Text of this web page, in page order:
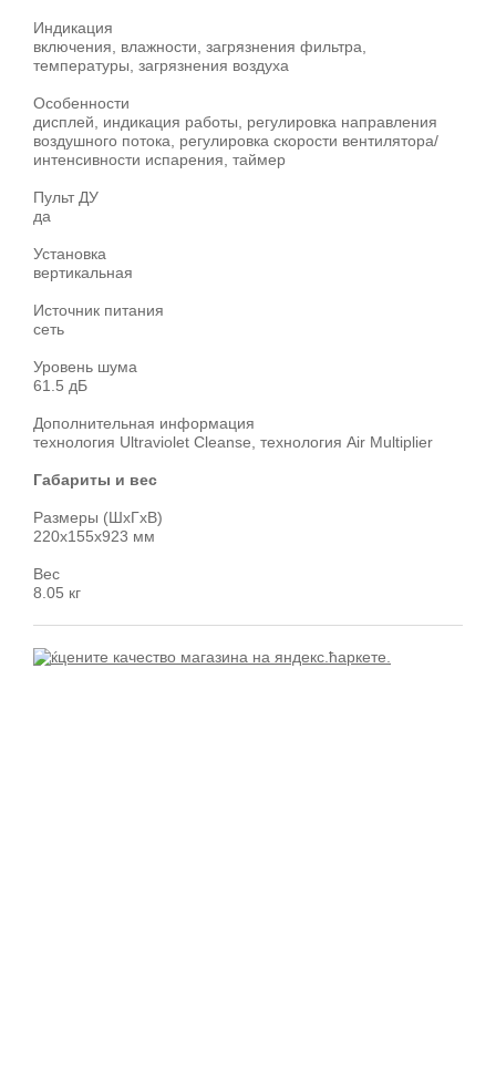
Индикация
включения, влажности, загрязнения фильтра,
температуры, загрязнения воздуха
Особенности
дисплей, индикация работы, регулировка направления
воздушного потока, регулировка скорости вентилятора/
интенсивности испарения, таймер
Пульт ДУ
да
Установка
вертикальная
Источник питания
сеть
Уровень шума
61.5 дБ
Дополнительная информация
технология Ultraviolet Cleanse, технология Air Multiplier
Габариты и вес
Размеры (ШxГxВ)
220x155x923 мм
Вес
8.05 кг